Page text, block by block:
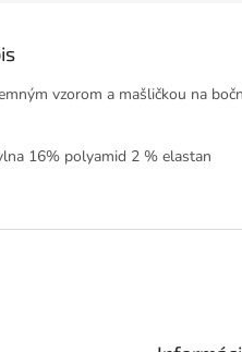
vzorom a mašličkou na
16% polyamid 2 % elastan